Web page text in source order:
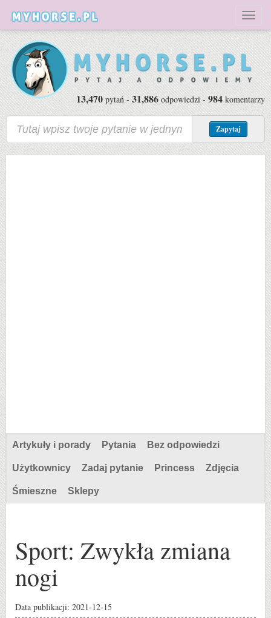
Toggle
13,470pytań -31,886odpowiedzi -984komentarzy
Zapytaj
Artykuły i porady Pytania Bez odpowiedzi
Użytkownicy Zadaj pytanie Princess Zdjęcia
Śmieszne Sklepy
Sport: Zwykła zmiana
nogi
Data publikacji: 2021-12-15